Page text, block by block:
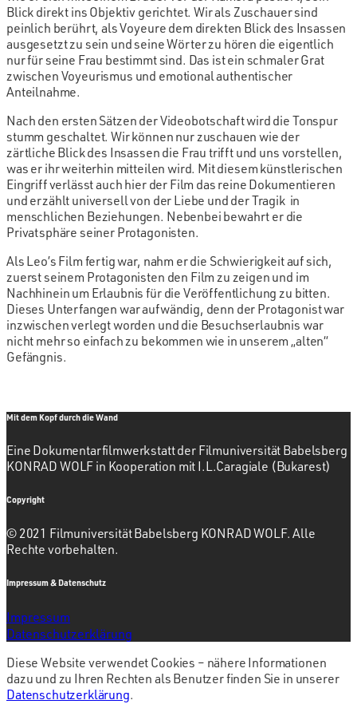
Blick direkt ins Objektiv gerichtet. Wir als Zuschauer sind
peinlich berührt, als Voyeure dem direkten Blick des Insassen
ausgesetzt zu sein und seine Wörter zu hören die eigentlich
nur für seine Frau bestimmt sind. Das ist ein schmaler Grat
zwischen Voyeurismus und emotional authentischer
Anteilnahme.
Nach den ersten Sätzen der Videobotschaft wird die Tonspur
stumm geschaltet. Wir können nur zuschauen wie der
zärtliche Blick des Insassen die Frau trifft und uns vorstellen,
was er ihr weiterhin mitteilen wird. Mit diesem künstlerischen
Eingriff verlässt auch hier der Film das reine Dokumentieren
und erzählt universell von der Liebe und der Tragik in
menschlichen Beziehungen. Nebenbei bewahrt er die
Privatsphäre seiner Protagonisten.
Als Leo’s Film fertig war, nahm er die Schwierigkeit auf sich,
zuerst seinem Protagonisten den Film zu zeigen und im
Nachhinein um Erlaubnis für die Veröffentlichung zu bitten.
Dieses Unterfangen war aufwändig, denn der Protagonist war
inzwischen verlegt worden und die Besuchserlaubnis war
nicht mehr so einfach zu bekommen wie in unserem „alten“
Gefängnis.
Mit dem Kopf durch die Wand
Eine Dokumentarfilmwerkstatt der Filmuniversität Babelsberg
KONRAD WOLF in Kooperation mit I.L.Caragiale (Bukarest)
Copyright
© 2021 Filmuniversität Babelsberg KONRAD WOLF. Alle
Rechte vorbehalten.
Impressum & Datenschutz
Impressum
Datenschutzerklärung
Diese Website verwendet Cookies – nähere Informationen
dazu und zu Ihren Rechten als Benutzer finden Sie in unserer
Datenschutzerklärung.